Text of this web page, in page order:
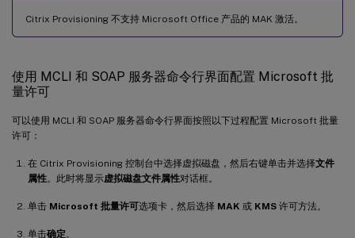
Citrix Provisioning 不支持 Microsoft Office 产品的 MAK 激活。
使用 MCLI 和 SOAP 服务器命令行界面配置 Microsoft 批
量许可
可以使用 MCLI 和 SOAP 服务器命令行界面按照以下过程配置 Microsoft 批量
许可：
在 Citrix Provisioning 控制台中选择虚拟磁盘，然后右键单击并选择文件
属性。此时将显示虚拟磁盘文件属性对话框。
单击 Microsoft 批量许可选项卡，然后选择 MAK 或 KMS 许可方法。
单击确定 。